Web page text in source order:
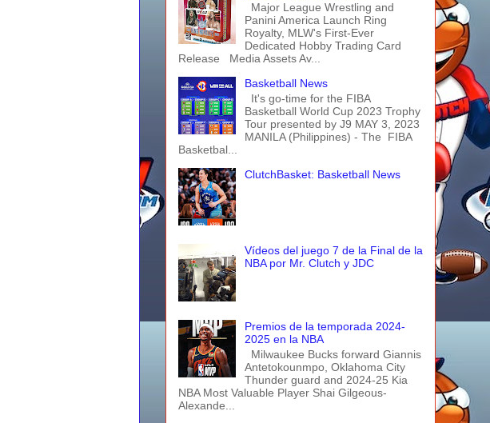
Major League Wrestling and
Panini America Launch Ring
Royalty, MLW's First-Ever
Dedicated Hobby Trading Card
Release Media Assets Av...
Basketball News
It's go-time for the FIBA
Basketball World Cup 2023 Trophy
Tour presented by J9 MAY 3, 2023
MANILA (Philippines) - The FIBA
Basketbal...
ClutchBasket: Basketball News
Vídeos del juego 7 de la Final de la
NBA por Mr. Clutch y JDC
Premios de la temporada 2024-
2025 en la NBA
Milwaukee Bucks forward Giannis
Antetokounmpo, Oklahoma City
Thunder guard and 2024-25 Kia
NBA Most Valuable Player Shai Gilgeous-
Alexande...